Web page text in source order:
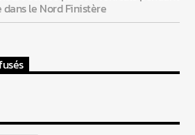
le Nord Finistère